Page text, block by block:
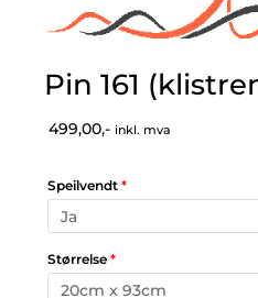
Pin 161
499,00,- inkl. mva
Speilvendt *
Størrelse *